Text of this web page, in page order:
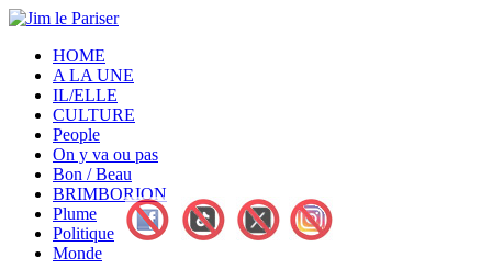
HOME
A LA UNE
IL/ELLE
CULTURE
People
On y va ou pas
Bon / Beau
BRIMBORION
Plume
Politique
Monde